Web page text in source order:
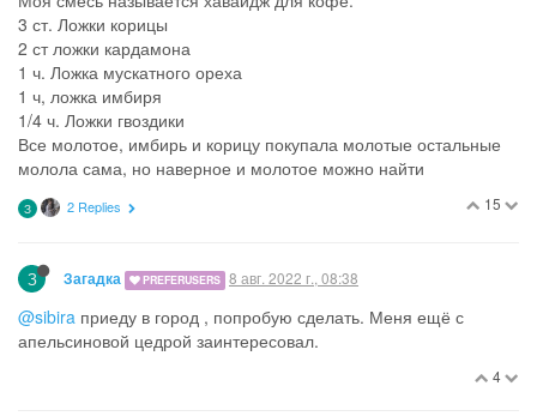
3 ст. Ложки корицы
2 ст ложки кардамона
1 ч. Ложка мускатного ореха
1 ч, ложка имбиря
1/4 ч. Ложки гвоздики
Все молотое, имбирь и корицу покупала молотые остальные
молола сама, но наверное и молотое можно найти
15
З 2 Replies
З Загадка PREFERUSERS 8 авг. 2022 г., 08:38
@sibira приеду в город , попробую сделать. Меня ещё с
апельсиновой цедрой заинтересовал.
4